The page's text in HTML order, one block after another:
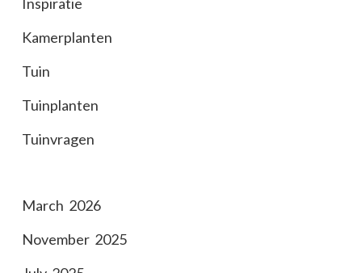
Kamerplanten
Tuin
Tuinplanten
Tuinvragen
March 2026
November 2025